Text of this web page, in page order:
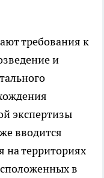
требования к
и
экспертизы
вводится
на территориях
в